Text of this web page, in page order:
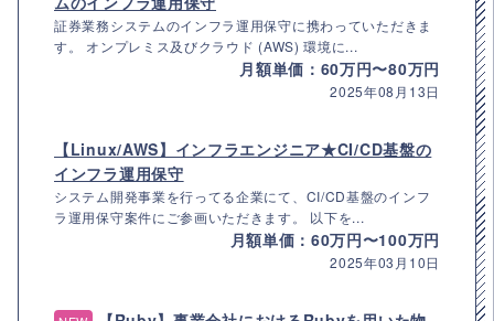
証券業務システムのインフラ運用保守に携わっていただきま
す。 オンプレミス及びクラウド (AWS) 環境に...
月額単価：60万円〜80万円
2025年08月13日
【Linux/AWS】インフラエンジニア★CI/CD基盤の
インフラ運用保守
システム開発事業を行ってる企業にて、CI/CD基盤のインフ
ラ運用保守案件にご参画いただきます。 以下を...
月額単価：60万円〜100万円
2025年03月10日